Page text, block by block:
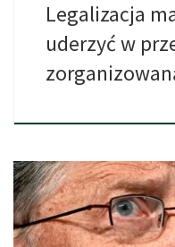
Legalizacja
uderzyć w